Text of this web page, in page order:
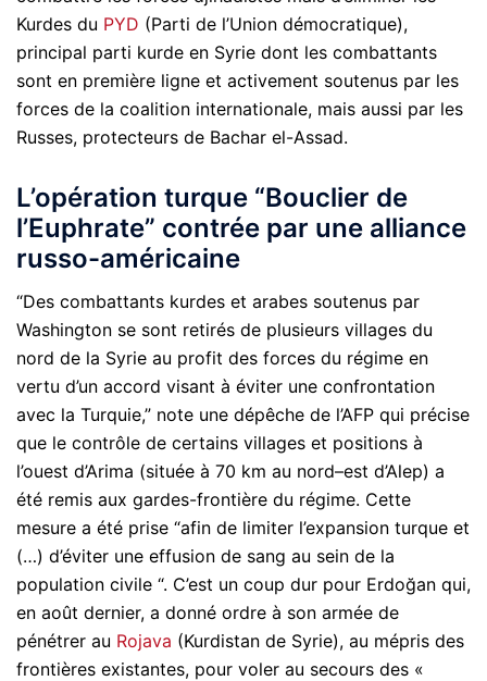
Kurdes du PYD (Parti de l’Union démocratique),
principal parti kurde en Syrie dont les combattants
sont en première ligne et activement soutenus par les
forces de la coalition internationale, mais aussi par les
Russes, protecteurs de Bachar el-Assad.
L’opération turque “Bouclier de
l’Euphrate” contrée par une alliance
russo-américaine
“Des combattants kurdes et arabes soutenus par
Washington se sont retirés de plusieurs villages du
nord de la Syrie au profit des forces du régime en
vertu d’un accord visant à éviter une confrontation
avec la Turquie,” note une dépêche de l’AFP qui précise
que le contrôle de certains villages et positions à
l’ouest d’Arima (située à 70 km au nord–est d’Alep) a
été remis aux gardes-frontière du régime. Cette
mesure a été prise “afin de limiter l’expansion turque et
(…) d’éviter une effusion de sang au sein de la
population civile “. C’est un coup dur pour Erdoğan qui,
en août dernier, a donné ordre à son armée de
pénétrer au Rojava (Kurdistan de Syrie), au mépris des
frontières existantes, pour voler au secours des «